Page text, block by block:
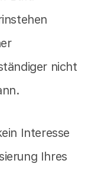
nicht
Interesse
Ihres